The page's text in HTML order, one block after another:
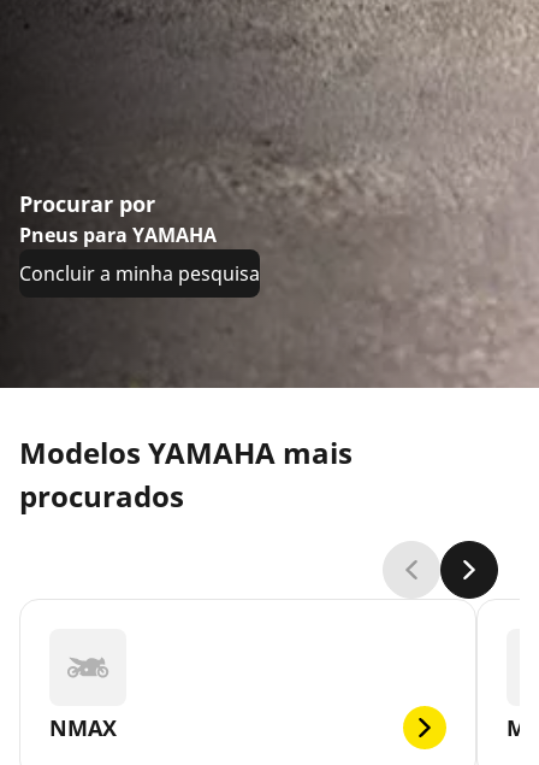
Procurar por
Pneus para YAMAHA
Concluir a minha pesquisa
Modelos YAMAHA mais
procurados
NMAX